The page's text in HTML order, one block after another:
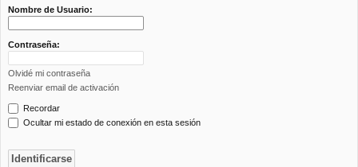
Nombre de Usuario:
Contraseña:
Olvidé mi contraseña
Reenviar email de activación
Recordar
Ocultar mi estado de conexión en esta sesión